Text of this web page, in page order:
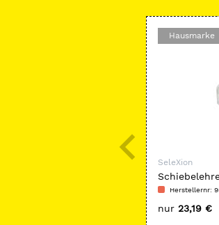
Hausmarke
SeleXion
Herstellernr:
nur 23,19 €